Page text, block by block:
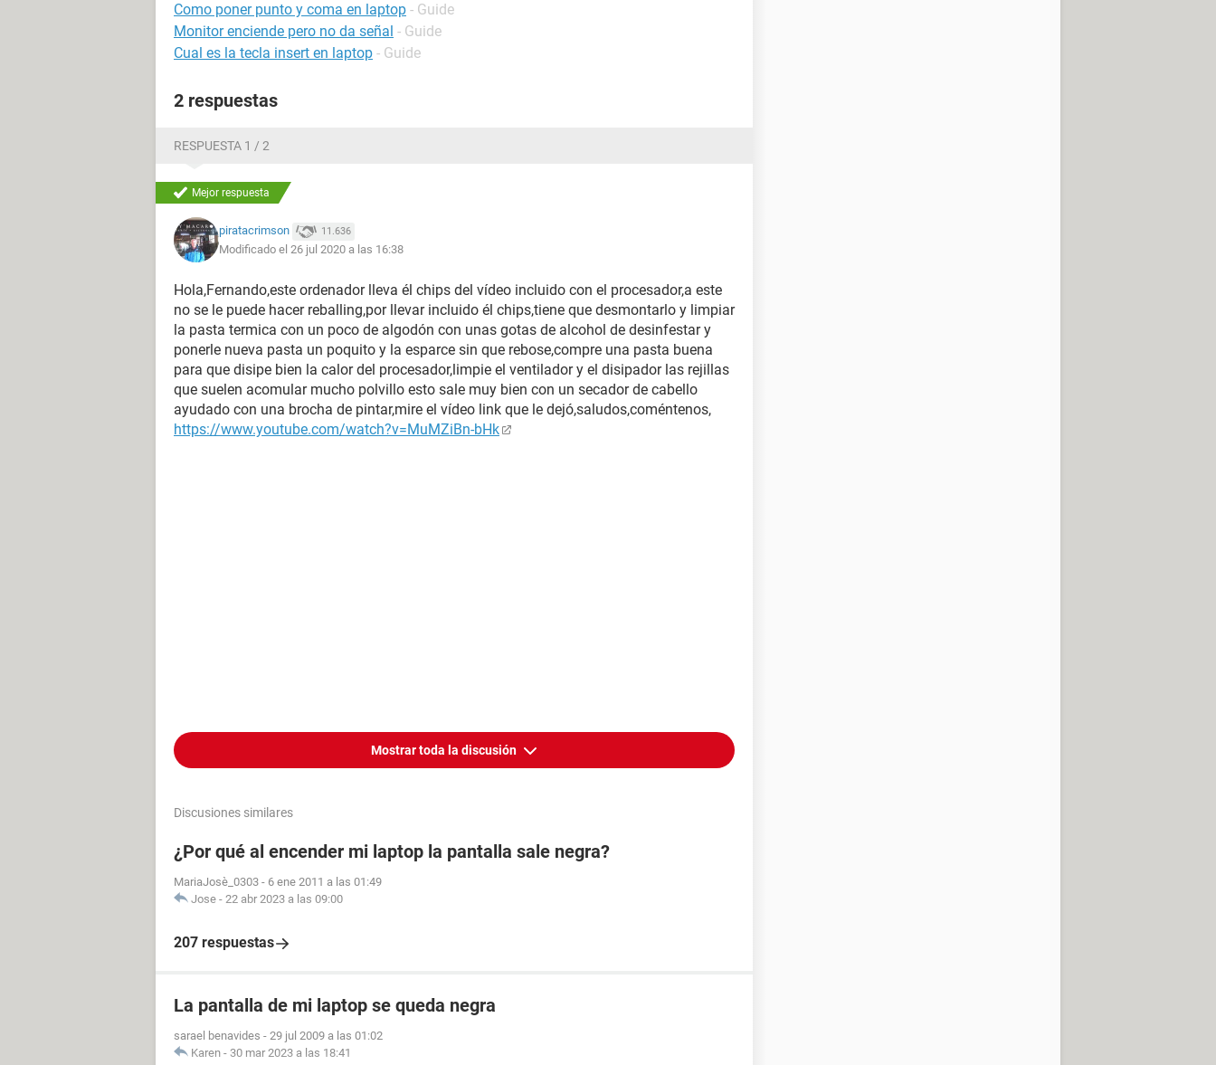
Como poner punto y coma en laptop - Guide
Monitor enciende pero no da señal - Guide
Cual es la tecla insert en laptop - Guide
2 respuestas
RESPUESTA 1 / 2
Mejor respuesta
piratacrimson 11.636
Modificado el 26 jul 2020 a las 16:38
Hola,Fernando,este ordenador lleva él chips del vídeo incluido con el procesador,a este
no se le puede hacer reballing,por llevar incluido él chips,tiene que desmontarlo y limpiar
la pasta termica con un poco de algodón con unas gotas de alcohol de desinfestar y
ponerle nueva pasta un poquito y la esparce sin que rebose,compre una pasta buena
para que disipe bien la calor del procesador,limpie el ventilador y el disipador las rejillas
que suelen acomular mucho polvillo esto sale muy bien con un secador de cabello
ayudado con una brocha de pintar,mire el vídeo link que le dejó,saludos,coméntenos,
https://www.youtube.com/watch?v=MuMZiBn-bHk
Mostrar toda la discusión
Discusiones similares
¿Por qué al encender mi laptop la pantalla sale negra?
MariaJosè_0303 - 6 ene 2011 a las 01:49
Jose - 22 abr 2023 a las 09:00
207 respuestas
La pantalla de mi laptop se queda negra
sarael benavides - 29 jul 2009 a las 01:02
Karen - 30 mar 2023 a las 18:41